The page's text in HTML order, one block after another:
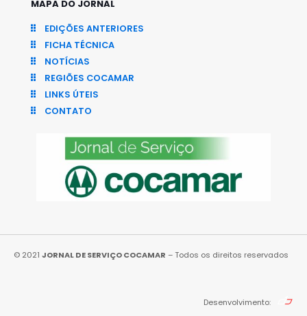
MAPA DO JORNAL
EDIÇÕES ANTERIORES
FICHA TÉCNICA
NOTÍCIAS
REGIÕES COCAMAR
LINKS ÚTEIS
CONTATO
© 2021 JORNAL DE SERVIÇO COCAMAR – Todos os direitos reservados
Desenvolvimento: